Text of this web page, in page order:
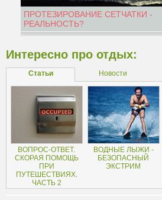
ПРОТЕЗИРОВАНИЕ СЕТЧАТКИ -
РЕАЛЬНОСТЬ?
Интересно про отдых:
Статьи Новости
ВОПРОС-ОТВЕТ.
СКОРАЯ ПОМОЩЬ
ПРИ
ПУТЕШЕСТВИЯХ.
ЧАСТЬ 2
ВОДНЫЕ ЛЫЖИ -
БЕЗОПАСНЫЙ
ЭКСТРИМ